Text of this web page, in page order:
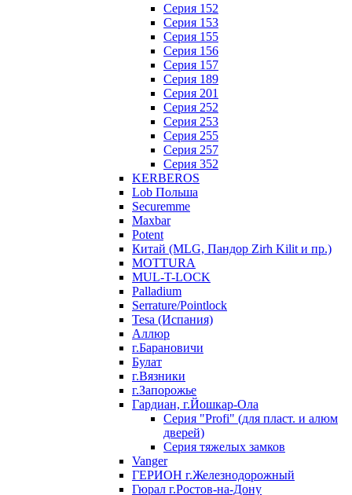
Серия 152
Серия 153
Серия 155
Серия 156
Серия 157
Серия 189
Серия 201
Серия 252
Серия 253
Серия 255
Серия 257
Серия 352
KERBEROS
Lob Польша
Securemme
Maxbar
Potent
Китай (MLG, Пандор Zirh Kilit и пр.)
MOTTURA
MUL-T-LOCK
Palladium
Serrature/Pointlock
Tesa (Испания)
Аллюр
г.Барановичи
Булат
г.Вязники
г.Запорожье
Гардиан, г.Йошкар-Ола
Серия "Profi" (для пласт. и алюм
дверей)
Серия тяжелых замков
Vanger
ГЕРИОН г.Железнодорожный
Гюрал г.Ростов-на-Дону